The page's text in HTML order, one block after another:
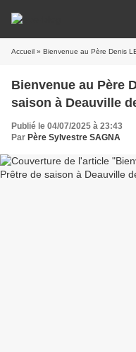
Accueil » Bienvenue au Père Denis
Bienvenue au Père
saison à Deauville
Publié le 04/07/2025 à 23:43
Par Père Sylvestre SAGNA